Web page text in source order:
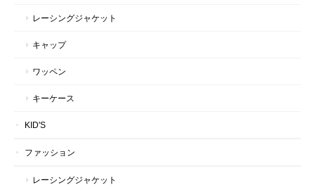
レーシングジャケット
キャップ
ワッペン
キーケース
KID'S
ファッション
レーシングジャケット